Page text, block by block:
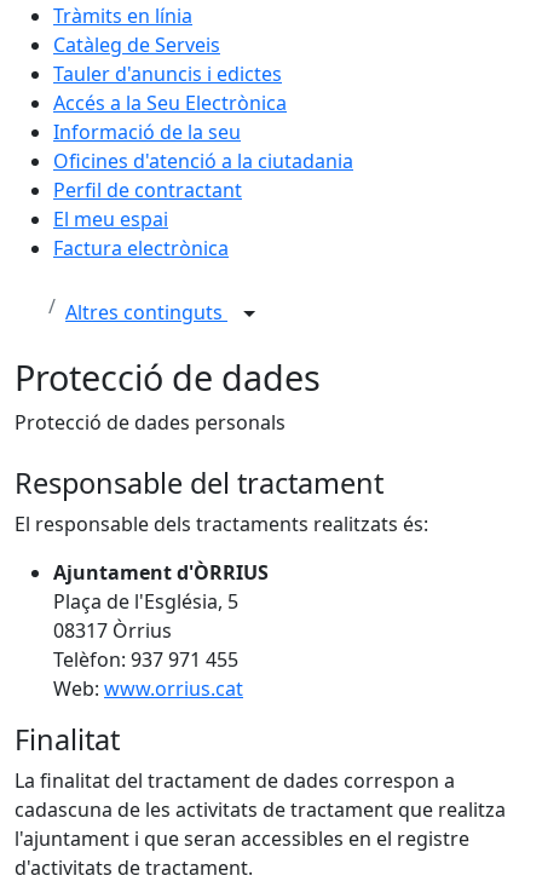
Tràmits en línia
Catàleg de Serveis
Tauler d'anuncis i edictes
Accés a la Seu Electrònica
Informació de la seu
Oficines d'atenció a la ciutadania
Perfil de contractant
El meu espai
Factura electrònica
Altres continguts
Protecció de dades
Protecció de dades personals
Responsable del tractament
El responsable dels tractaments realitzats és:
Ajuntament d'ÒRRIUS
Plaça de l'Església, 5
08317 Òrrius
Telèfon: 937 971 455
Web: www.orrius.cat
Finalitat
La finalitat del tractament de dades correspon a
cadascuna de les activitats de tractament que realitza
l'ajuntament i que seran accessibles en el registre
d'activitats de tractament.